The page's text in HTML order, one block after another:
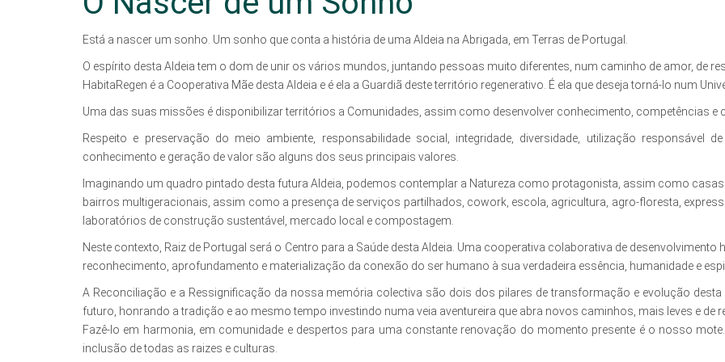
Está a nascer um sonho. Um sonho que conta a história de uma Aldeia na Abrigada, em Terras de Portugal.
O espírito desta Aldeia tem o dom de unir os vários mundos, juntando pessoas muito diferentes, num caminho de amor, de
HabitaRegen é a Cooperativa Mãe desta Aldeia e é ela a Guardiã deste território regenerativo. É ela que deseja torná-lo num
Uma das suas missões é disponibilizar territórios a Comunidades, assim como desenvolver conhecimento, competências e
Respeito e preservação do meio ambiente, responsabilidade social, integridade, diversidade, utilização responsável
conhecimento e geração de valor são alguns dos seus principais valores.
Imaginando um quadro pintado desta futura Aldeia, podemos contemplar a Natureza como protagonista, assim como
bairros multigeracionais, assim como a presença de serviços partilhados, cowork, escola, agricultura, agro-floresta,
laboratórios de construção sustentável, mercado local e compostagem.
Neste contexto, Raiz de Portugal será o Centro para a Saúde desta Aldeia. Uma cooperativa colaborativa de
reconhecimento, aprofundamento e materialização da conexão do ser humano à sua verdadeira essência, humanidade e
A Reconciliação e a Ressignificação da nossa memória colectiva são dois dos pilares de transformação e evolução
futuro, honrando a tradição e ao mesmo tempo investindo numa veia aventureira que abra novos caminhos, mais leves e de
Fazê-lo em harmonia, em comunidade e despertos para uma constante renovação do momento presente é o nosso
inclusão de todas as raizes e culturas.